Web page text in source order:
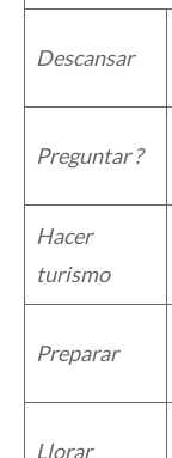
Descansar
Preguntar ?
Hacer
turismo
Preparar
Llorar